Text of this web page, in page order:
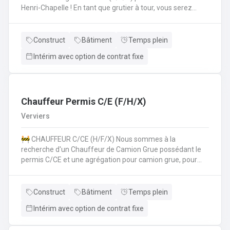
Henri-Chapelle ! En tant que grutier à tour, vous serez
des charges en toute sécurité.Collaborer étroitement
déroulement des opérations.Effectuer des vérifications
fixe à la clé
Construct Bâtiment
Temps plein
Intérim avec option de contrat fixe
Chauffeur Permis C/E (F/H/X)
Verviers
🚧 CHAUFFEUR C/CE (H/F/X) Nous sommes à la
recherche d'un Chauffeur de Camion Grue possédant le
permis C/CE et une agrégation pour camion grue, pour
la manipulation des matériaux sur différents chantiers et
Vos missions principales : Conduire des camions poids
Construct Bâtiment
Temps plein
Intérim avec option de contrat fixe